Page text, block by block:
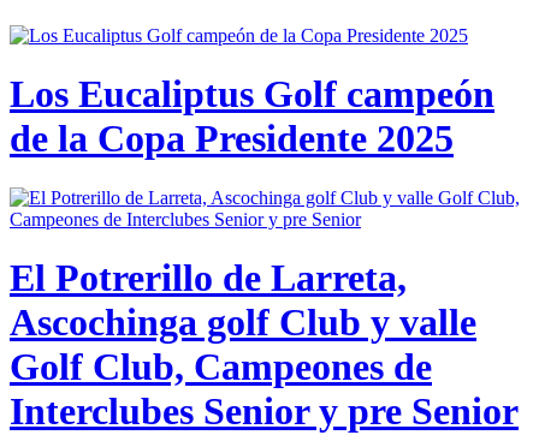
Los Eucaliptus Golf campeón
de la Copa Presidente 2025
El Potrerillo de Larreta,
Ascochinga golf Club y valle
Golf Club, Campeones de
Interclubes Senior y pre Senior